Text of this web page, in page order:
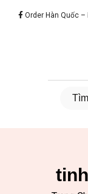
Order Hàn Quốc –